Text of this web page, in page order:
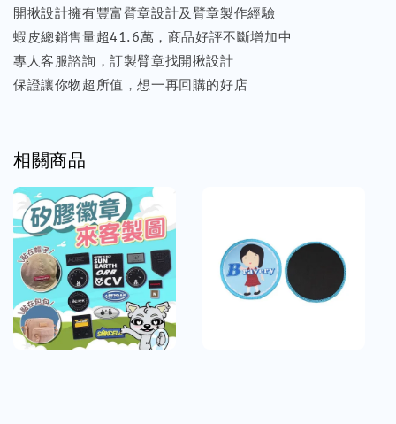
開揪設計擁有豐富臂章設計及臂章製作經驗
蝦皮總銷售量超41.6萬，商品好評不斷增加中
專人客服諮詢，訂製臂章找開揪設計
保證讓你物超所值，想一再回購的好店
相關商品